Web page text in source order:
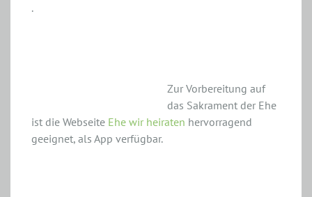
.
Zur Vorbereitung auf
das Sakrament der Ehe
ist die Webseite Ehe wir heiraten hervorragend
geeignet, als App verfügbar.